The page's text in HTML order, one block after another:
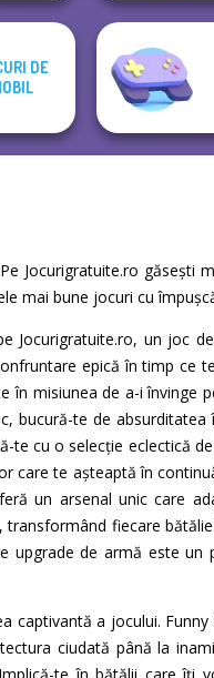
DE
Jocurigratuite.ro găsești
mai bune jocuri cu
Jocurigratuite.ro, un joc
epică în timp ce
misiunea de a-i învinge
bucură-te de
te cu o selecție eclectică
care te așteaptă în
un arsenal unic care
fiecare
upgrade de armă este
captivantă a jocului.
ciudată până la